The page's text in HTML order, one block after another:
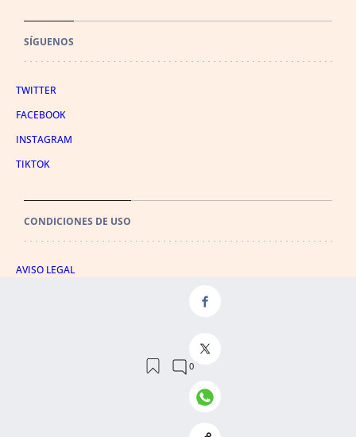
SÍGUENOS
TWITTER
FACEBOOK
INSTAGRAM
TIKTOK
CONDICIONES DE USO
AVISO LEGAL